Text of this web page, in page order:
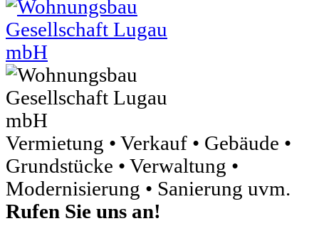
Vermietung • Verkauf • Gebäude •
Grundstücke • Verwaltung •
Modernisierung • Sanierung uvm.
Rufen Sie uns an!